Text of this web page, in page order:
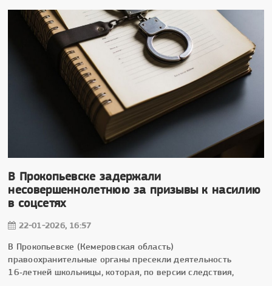
В Прокопьевске задержали
несовершеннолетнюю за призывы к насилию
в соцсетях
22-01-2026, 16:57
В Прокопьевске (Кемеровская область)
правоохранительные органы пресекли деятельность
16‑летней школьницы, которая, по версии следствия,